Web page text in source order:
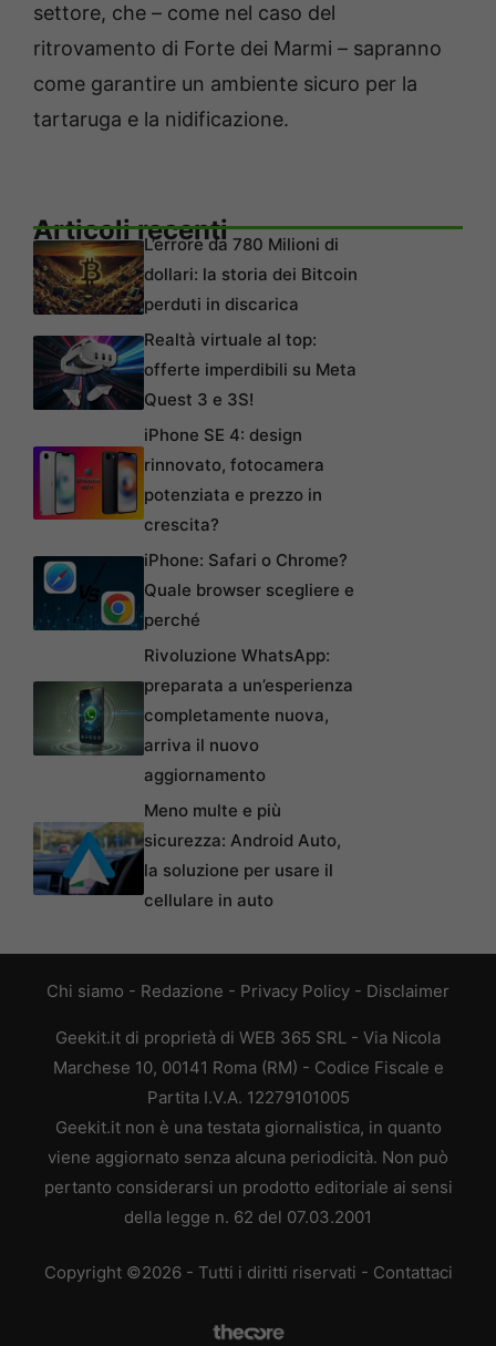
settore, che – come nel caso del
ritrovamento di Forte dei Marmi – sapranno
come garantire un ambiente sicuro per la
tartaruga e la nidificazione.
Articoli recentiL’errore da 780 Milioni di
dollari: la storia dei Bitcoin
perduti in discarica
Realtà virtuale al top:
offerte imperdibili su Meta
Quest 3 e 3S!
iPhone SE 4: design
rinnovato, fotocamera
potenziata e prezzo in
crescita?
iPhone: Safari o Chrome?
Quale browser scegliere e
perché
Rivoluzione WhatsApp:
preparata a un’esperienza
completamente nuova,
arriva il nuovo
aggiornamento
Meno multe e più
sicurezza: Android Auto,
la soluzione per usare il
cellulare in auto
Chi siamo - Redazione - Privacy Policy - Disclaimer
Geekit.it di proprietà di WEB 365 SRL - Via Nicola
Marchese 10, 00141 Roma (RM) - Codice Fiscale e
Partita I.V.A. 12279101005
Geekit.it non è una testata giornalistica, in quanto
viene aggiornato senza alcuna periodicità. Non può
pertanto considerarsi un prodotto editoriale ai sensi
della legge n. 62 del 07.03.2001
Copyright ©2026 - Tutti i diritti riservati - Contattaci